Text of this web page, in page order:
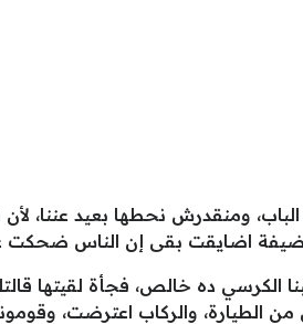
نحطها بعيد عننا، لأن
اضايقت بقى إن الناس ضحكت
من الطيارة، والركاب اعترضت،